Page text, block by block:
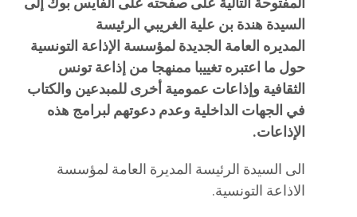
السيدة هندة بن علية الغريبي الرئيسة
المديره العامة الجديدة لمؤسسة الإذاعة التونسية
حول ما اعتبره تغييبا ممنهجا من إذاعة تونس
الثقافية وإذاعات عمومية أخرى للمبدعين والكتاب
في الجهات الداخلية وعدم دعوتهم لبرامج هذه
الإذاعات.
الى السيدة الرئيسة المديرة العامة لمؤسسة
الاذاعة التونسية.